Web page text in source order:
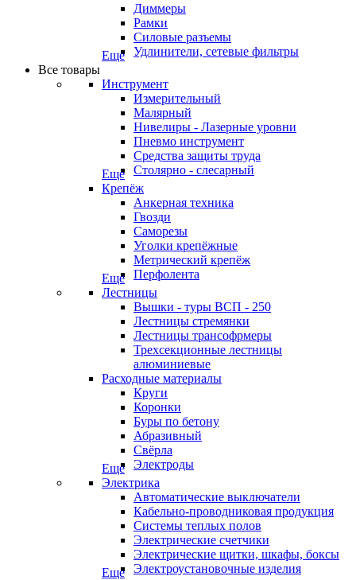
Диммеры
Рамки
Силовые разъемы
Удлинители, сетевые фильтры
Еще
Все товары
Инструмент
Измерительный
Малярный
Нивелиры - Лазерные уровни
Пневмо инструмент
Средства защиты труда
Столярно - слесарный
Еще
Крепёж
Анкерная техника
Гвозди
Саморезы
Уголки крепёжные
Метрический крепёж
Перфолента
Еще
Лестницы
Вышки - туры ВСП - 250
Лестницы стремянки
Лестницы трансофрмеры
Трехсекционные лестницы
алюминиевые
Расходные материалы
Круги
Коронки
Буры по бетону
Абразивный
Свёрла
Электроды
Еще
Электрика
Автоматические выключатели
Кабельно-проводниковая продукция
Системы теплых полов
Электрические счетчики
Электрические щитки, шкафы, боксы
Электроустановочные изделия
Еще